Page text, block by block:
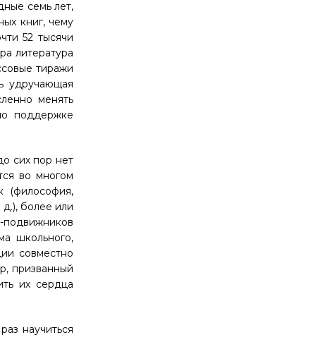
семь лет,
книг, чему
52 тысячи
литература
тиражи
удручающая
менять
поддержке
сих пор нет
во многом
(философия,
д.), более или
подвижников
школьного,
совместно
призванный
их сердца
научиться